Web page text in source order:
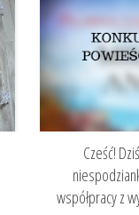
Cześć!
współpracy z